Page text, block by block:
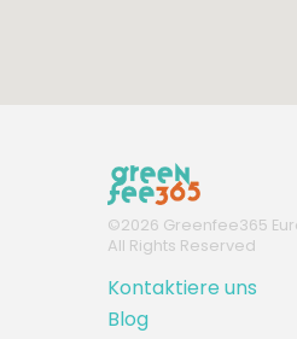
©2026 Greenfee365
All Rights Reserved
Kontaktiere uns
Blog